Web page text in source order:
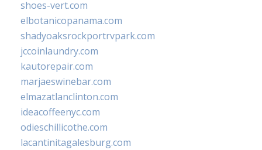
shoes-vert.com
elbotanicopanama.com
shadyoaksrockportrvpark.com
jccoinlaundry.com
kautorepair.com
marjaeswinebar.com
elmazatlanclinton.com
ideacoffeenyc.com
odieschillicothe.com
lacantinitagalesburg.com